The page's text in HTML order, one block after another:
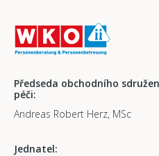
Předseda obchodního
péči:
Andreas Robert Herz, MSc
Jednatel: